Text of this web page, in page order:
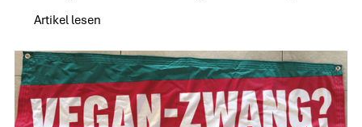
Artikel lesen